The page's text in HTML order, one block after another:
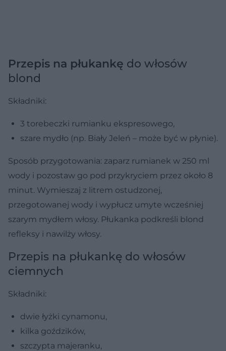
Przepis na płukankę do włosów
blond
Składniki:
3 torebeczki rumianku ekspresowego,
szare mydło (np. Biały Jeleń – może być w płynie).
Sposób przygotowania: zaparz rumianek w 250 ml
wody i pozostaw go pod przykryciem przez około 8
minut. Wymieszaj z litrem ostudzonej,
przegotowanej wody i wypłucz umyte wcześniej
szarym mydłem włosy. Płukanka podkreśli blond
refleksy i nawilży włosy.
Przepis na płukankę do włosów
ciemnych
Składniki:
dwie łyżki cynamonu,
kilka goździków,
szczypta majeranku,